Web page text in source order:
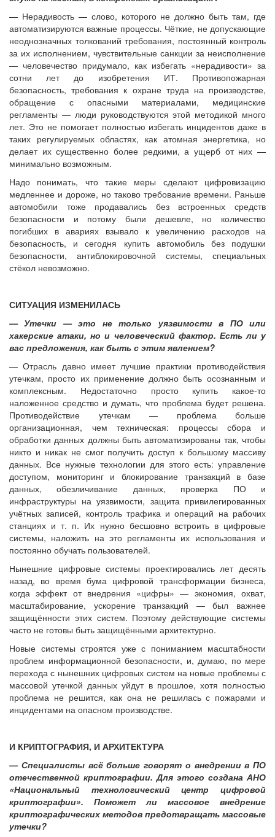
— Нерадивость — слово, которого не должно быть там, где
автоматизируются важные процессы. Чёткие, не допускающие
неоднозначных толкований требования, постоянный контроль
за их исполнением, чувствительные санкции за неисполнение
— человечество придумало, как избегать «нерадивости» за
сотни лет до изобретения ИТ. Противопожарная
безопасность, требования к охране труда на производстве,
обращение с опасными материалами, медицинские
регламенты — люди руководствуются этой методикой много
лет. Это не помогает полностью избегать инцидентов даже в
таких регулируемых областях, как атомная энергетика, но
делает их существенно более редкими, а ущерб от них —
минимально возможным.
Надо понимать, что такие меры сделают цифровизацию
медленнее и дороже, но таково требование времени. Раньше
автомобили тоже продавались без встроенных средств
безопасности и потому были дешевле, но количество
погибших в авариях взывало к увеличению расходов на
безопасность, и сегодня купить автомобиль без подушки
безопасности, антиблокировочной системы, специальных
стёкол невозможно.
СИТУАЦИЯ ИЗМЕНИЛАСЬ
— Утечки — это не только уязвимости в ПО или
хакерские атаки, но и человеческий фактор. Есть ли у
вас предложения, как быть с этим явлением?
— Отрасль давно имеет лучшие практики противодействия
утечкам, просто их применение должно быть осознанным и
комплексным. Недостаточно просто купить какое-то
наложенное средство и думать, что проблема будет решена.
Противодействие утечкам — проблема больше
организационная, чем техническая: процессы сбора и
обработки данных должны быть автоматизированы так, чтобы
никто и никак не смог получить доступ к большому массиву
данных. Все нужные технологии для этого есть: управление
доступом, мониторинг и блокирование транзакций в базе
данных, обезличивание данных, проверка ПО и
инфраструктуры на уязвимости, защита привилегированных
учётных записей, контроль трафика и операций на рабочих
станциях и т. п. Их нужно бесшовно встроить в цифровые
системы, наложить на это регламенты их использования и
постоянно обучать пользователей.
Нынешние цифровые системы проектировались лет десять
назад, во время бума цифровой трансформации бизнеса,
когда эффект от внедрения «цифры» — экономия, охват,
масштабирование, ускорение транзакций — был важнее
защищённости этих систем. Поэтому действующие системы
часто не готовы быть защищёнными архитектурно.
Новые системы строятся уже с пониманием масштабности
проблем информационной безопасности, и, думаю, по мере
перехода с нынешних цифровых систем на новые проблемы с
массовой утечкой данных уйдут в прошлое, хотя полностью
проблема не решится, как она не решилась с пожарами и
инцидентами на опасном производстве.
И КРИПТОГРАФИЯ, И АРХИТЕКТУРА
— Специалисты всё больше говорят о внедрении в ПО
отечественной криптографии. Для этого создана АНО
«Национальный технологический центр цифровой
криптографии». Поможет ли массовое внедрение
криптографических методов предотвращать массовые
утечки?